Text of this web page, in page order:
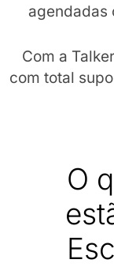
agendadas
Com a
com total
O